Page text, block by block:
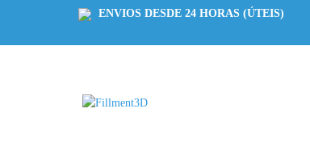
ENVIOS DESDE 24 HORAS (ÚTEIS)